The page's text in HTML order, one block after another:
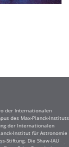
der Internationalen
des Max-Planck-Instituts
der Internationalen
Institut für Astronomie
Stiftung. Die Shaw-IAU